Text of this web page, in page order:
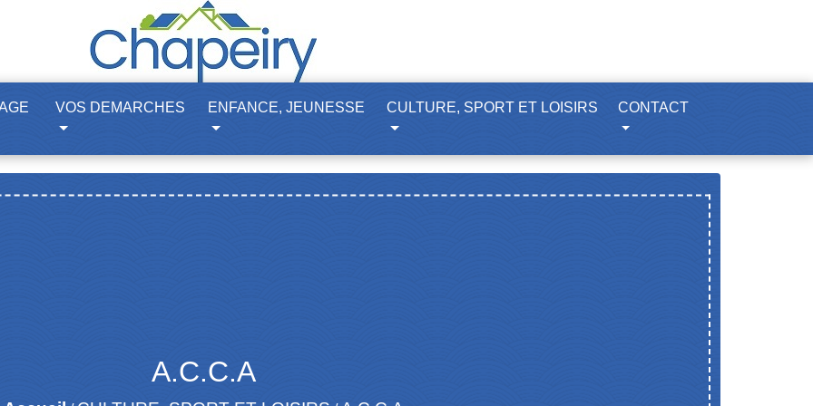
VOS DEMARCHES ENFANCE, JEUNESSE CULTURE, SPORT ET LOISIRS CONTACT
A.C.C.A